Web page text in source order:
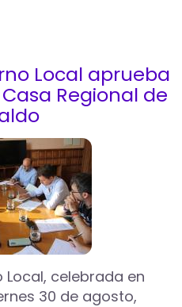
Local aprueba
Regional de
Local, celebrada en
30 de agosto,